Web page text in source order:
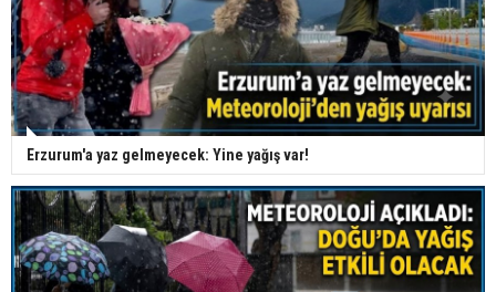
Erzurum'a yaz gelmeyecek: Yine yağış var!